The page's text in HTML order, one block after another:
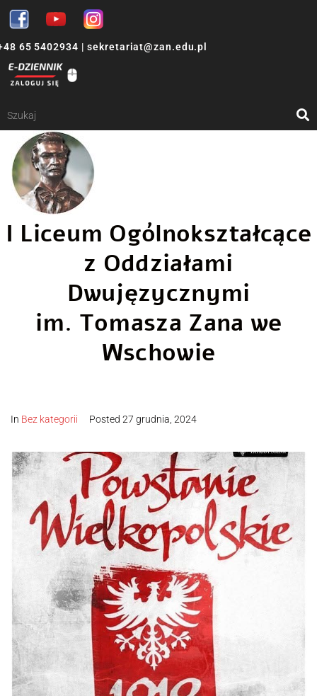
65 5402934 | sekretariat@zan.edu.pl
I Liceum Ogólnokształcące
z Oddziałami
Dwujęzycznymi
im. Tomasza Zana we
Wschowie
In Bez kategorii Posted 27 grudnia, 2024